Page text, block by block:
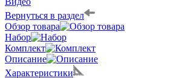
Вернуться в раздел
Обзор товара
Набор
Комплект
Описание
Характеристики